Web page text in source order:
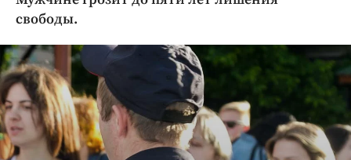
Криминал
Недвижимость и ЖКХ
Образование
Общество
Погода
Праздники
свободы.